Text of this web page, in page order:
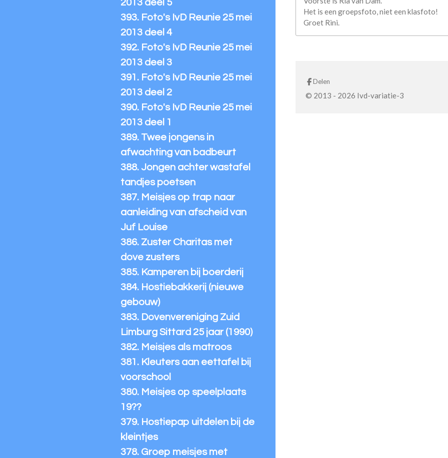
Het is een groepsfoto, niet een klasfoto!
Groet Rini.
Delen
© 2013 - 2026 Ivd-variatie-3
2013 deel 5
393. Foto's IvD Reunie 25 mei
2013 deel 4
392. Foto's IvD Reunie 25 mei
2013 deel 3
391. Foto's IvD Reunie 25 mei
2013 deel 2
390. Foto's IvD Reunie 25 mei
2013 deel 1
389. Twee jongens in
afwachting van badbeurt
388. Jongen achter wastafel
tandjes poetsen
387. Meisjes op trap naar
aanleiding van afscheid van
Juf Louise
386. Zuster Charitas met
dove zusters
385. Kamperen bij boerderij
384. Hostiebakkerij (nieuwe
gebouw)
383. Dovenvereniging Zuid
Limburg Sittard 25 jaar (1990)
382. Meisjes als matroos
381. Kleuters aan eettafel bij
voorschool
380. Meisjes op speelplaats
19??
379. Hostiepap uitdelen bij de
kleintjes
378. Groep meisjes met